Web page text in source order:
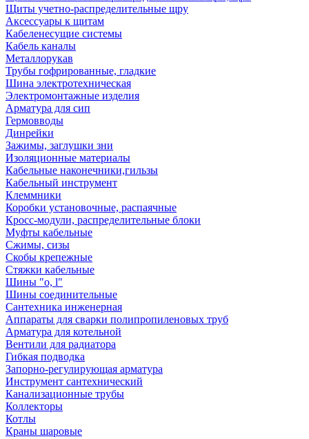
Щиты учетно-распределительные щру
Аксессуары к щитам
Кабеленесущие системы
Кабель каналы
Металлорукав
Трубы гофрированные, гладкие
Шина электротехническая
Электромонтажные изделия
Арматура для сип
Гермовводы
Динрейки
Зажимы, заглушки зни
Изоляционные материалы
Кабельные наконечники,гильзы
Кабельный инструмент
Клеммники
Коробки установочные, распаячные
Кросс-модули, распределительные блоки
Муфты кабельные
Сжимы, сизы
Скобы крепежные
Стяжки кабельные
Шины "o, l"
Шины соединительные
Сантехника инженерная
Аппараты для сварки полипропиленовых труб
Арматура для котельной
Вентили для радиатора
Гибкая подводка
Запорно-регулирующая арматура
Инструмент сантехнический
Канализационные трубы
Коллекторы
Котлы
Краны шаровые